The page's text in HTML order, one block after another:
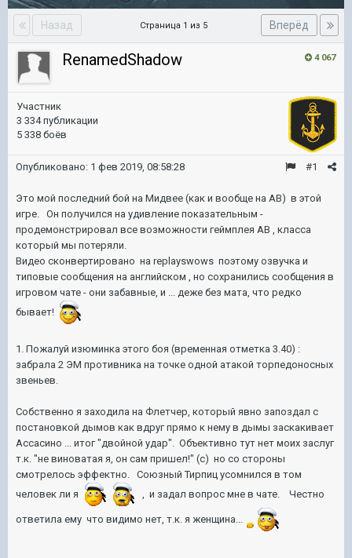
Назад Вперёд
Страница 1 из 5
4 067
RenamedShadow
Участник
3 334 публикации
5 338 боёв
#1
Опубликовано: 1 фев 2019, 08:58:28
Это мой последний бой на Мидвее (как и вообще на АВ) в этой
игре. Он получился на удивление показательным -
продемонстрировал все возможности геймплея АВ , класса
который мы потеряли.
Видео сконвертировано на replayswows поэтому озвучка и
типовые сообщения на английском , но сохранились сообщения в
игровом чате - они забавные, и ... деже без мата, что редко
бывает!
1. Пожалуй изюминка этого боя (временная отметка 3.40) :
забрала 2 ЭМ противника на точке одной атакой торпедоносных
звеньев.
Собственно я заходила на Флетчер, который явно запоздал с
постановкой дымов как вдруг прямо к нему в дымы заскакивает
Ассасино ... итог "двойной удар". Объективно тут нет моих заслуг
т.к. "не виноватая я, он сам пришел!" (с) но со стороны
смотрелось эффектно. Союзный Тирпиц усомнился в том
человек ли я
, и задал вопрос мне в чате. Честно
ответила ему что видимо нет, т.к. я женщина...